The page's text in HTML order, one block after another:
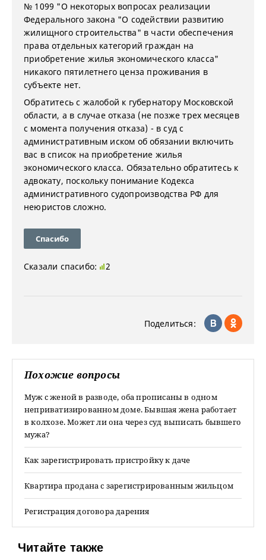
№ 1099 "О некоторых вопросах реализации
Федерального закона "О содействии развитию
жилищного строительства" в части обеспечения
права отдельных категорий граждан на
приобретение жилья экономического класса"
никакого пятилетнего ценза проживания в
субъекте нет.
Обратитесь с жалобой к губернатору Московской
области, а в случае отказа (не позже трех месяцев
с момента получения отказа) - в суд с
административным иском об обязании включить
вас в список на приобретение жилья
экономического класса. Обязательно обратитесь к
адвокату, поскольку понимание Кодекса
административного судопроизводства РФ для
неюристов сложно.
Спасибо
Сказали спасибо: 2
Поделиться:
Похожие вопросы
Муж с женой в разводе, оба прописаны в одном
неприватизированном доме. Бывшая жена работает
в колхозе. Может ли она через суд выписать бывшего
мужа?
Как зарегистрировать пристройку к даче
Квартира продана с зарегистрированным жильцом
Регистрация договора дарения
Читайте также